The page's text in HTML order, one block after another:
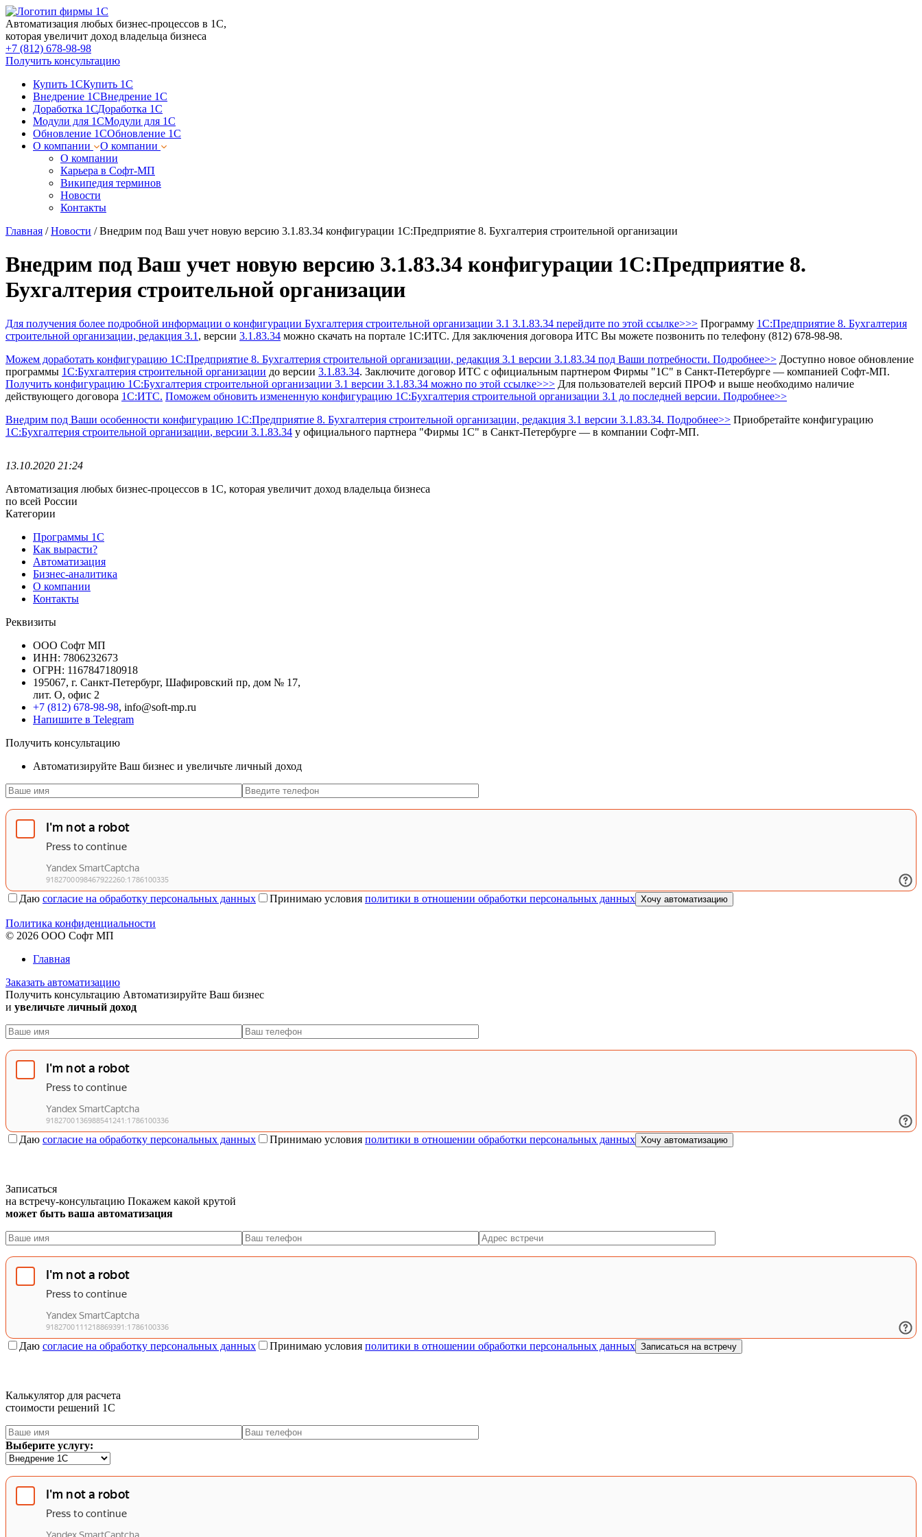
Автоматизация любых бизнес-процессов в 1С,
которая увеличит доход владельца бизнеса
+7 (812) 678-98-98
Получить консультацию
Купить 1СКупить 1С
Внедрение 1СВнедрение 1С
Доработка 1СДоработка 1С
Модули для 1СМодули для 1С
Обновление 1СОбновление 1С
О компании
О компании
О компании
Карьера в Софт-МП
Википедия терминов
Новости
Контакты
Главная /Новости /Внедрим под Ваш учет новую версию 3.1.83.34 конфигурации 1С:Предприятие 8. Бухгалтерия строительной организации
Внедрим под Ваш учет новую версию 3.1.83.34 конфигурации 1С:Предприятие 8.
Бухгалтерия строительной организации
Для получения более подробной информации о конфигурации Бухгалтерия строительной организации 3.1 3.1.83.34 перейдите по этой ссылке>>> Программу 1С:Предприятие 8. Бухгалтерия
строительной организации, редакция 3.1 , версии 3.1.83.34 можно скачать на портале 1С:ИТС. Для заключения договора ИТС Вы можете позвонить по телефону (812) 678-98-98.
Можем доработать конфигурацию 1С:Предприятие 8. Бухгалтерия строительной организации, редакция 3.1 версии 3.1.83.34 под Ваши потребности. Подробнее>> Доступно новое обновление
программы 1С:Бухгалтерия строительной организации до версии 3.1.83.34. Заключите договор ИТС с официальным партнером Фирмы "1С" в Санкт-Петербурге — компанией Софт-МП.
Получить конфигурацию 1С:Бухгалтерия строительной организации 3.1 версии 3.1.83.34 можно по этой ссылке>>> Для пользователей версий ПРОФ и выше необходимо наличие
действующего договора 1С:ИТС. Поможем обновить измененную конфигурацию 1С:Бухгалтерия строительной организации 3.1 до последней версии. Подробнее>>
Внедрим под Ваши особенности конфигурацию 1С:Предприятие 8. Бухгалтерия строительной организации, редакция 3.1 версии 3.1.83.34. Подробнее>> Приобретайте конфигурацию
1С:Бухгалтерия строительной организации, версии 3.1.83.34 у официального партнера "Фирмы 1С" в Санкт-Петербурге — в компании Софт-МП.
13.10.2020 21:24
Автоматизация любых бизнес-процессов в 1С, которая увеличит доход владельца бизнеса
по всей России
Категории
Программы 1С
Как вырасти?
Автоматизация
Бизнес-аналитика
О компании
Контакты
Реквизиты
ООО Софт МП
ИНН: 7806232673
ОГРН: 1167847180918
195067, г. Санкт-Петербург, Шафировский пр, дом № 17,
лит. О, офис 2
+7 (812) 678-98-98, info@soft-mp.ru
Напишите в Telegram
Получить консультацию
Автоматизируйте Ваш бизнес и увеличьте личный доход
Даю согласие на обработку персональных данных Принимаю условия политики в отношении обработки персональных данных Хочу автоматизацию
Политика конфиденциальности
© 2026 ООО Софт МП
Главная
Заказать автоматизацию
Получить консультацию Автоматизируйте Ваш бизнес
и увеличьте личный доход
Даю согласие на обработку персональных данных Принимаю условия политики в отношении обработки персональных данных Хочу автоматизацию
Записаться
на встречу-консультацию Покажем какой крутой
может быть ваша автоматизация
Даю согласие на обработку персональных данных Принимаю условия политики в отношении обработки персональных данных Записаться на встречу
Калькулятор для расчета
стоимости решений 1C
Выберите услугу: